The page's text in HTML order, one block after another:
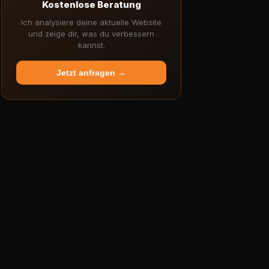
Kostenlose Beratung
Ich analysiere deine aktuelle Website
und zeige dir, was du verbessern
kannst.
Jetzt anfragen →